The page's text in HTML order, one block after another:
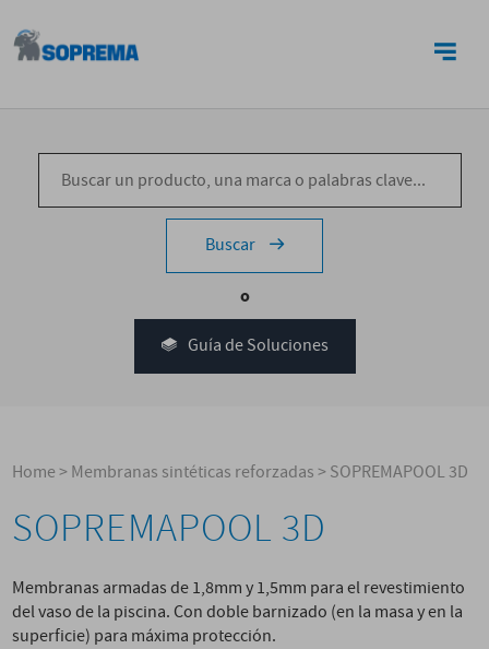
Buscar
o
Guía de Soluciones
Home>Membranas sintéticas reforzadas>SOPREMAPOOL 3D
SOPREMAPOOL 3D
Membranas armadas de 1,8mm y 1,5mm para el revestimiento
del vaso de la piscina. Con doble barnizado (en la masa y en la
superficie) para máxima protección.